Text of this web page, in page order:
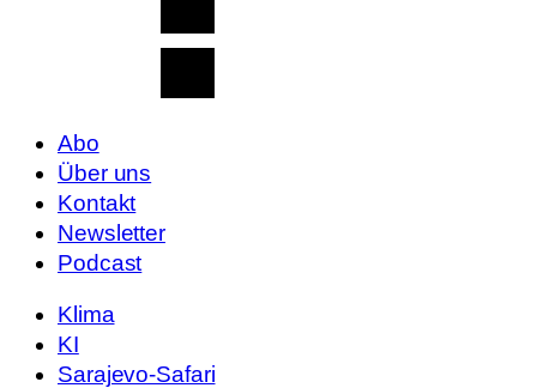
Abo
Über uns
Kontakt
Newsletter
Podcast
Klima
KI
Sarajevo-Safari